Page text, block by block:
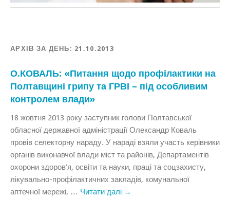
АРХІВ ЗА ДЕНЬ: 21.10.2013
О.КОВАЛЬ: «Питання щодо профілактики на
Полтавщині грипу та ГРВІ – під особливим
контролем влади»
18 жовтня 2013 року заступник голови Полтавської
обласної державної адміністрації Олександр Коваль
провів селекторну нараду. У нараді взяли участь керівники
органів виконавчої влади міст та районів, Департаментів
охорони здоров’я, освіти та науки, праці та соцзахисту,
лікувально-профілактичних закладів, комунальної
аптечної мережі, … Читати далі →